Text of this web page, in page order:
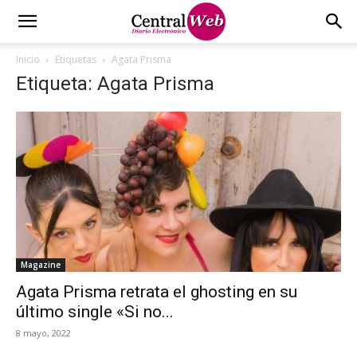
Inicio Etiquetas Agata Prisma
Etiqueta: Agata Prisma
Magazine
Agata Prisma retrata el ghosting en su
último single «Si no...
8 mayo, 2022